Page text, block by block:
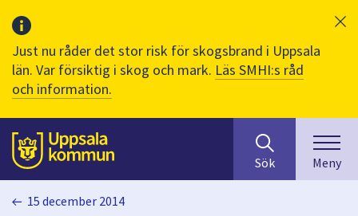
Just nu råder det stor risk för skogsbrand i Uppsala
län. Var försiktig i skog och mark. Läs SMHI:s råd
och information.
Till sidans
huvudinnehåll
efter
innehåll
på
Sök Meny
15 december 2014